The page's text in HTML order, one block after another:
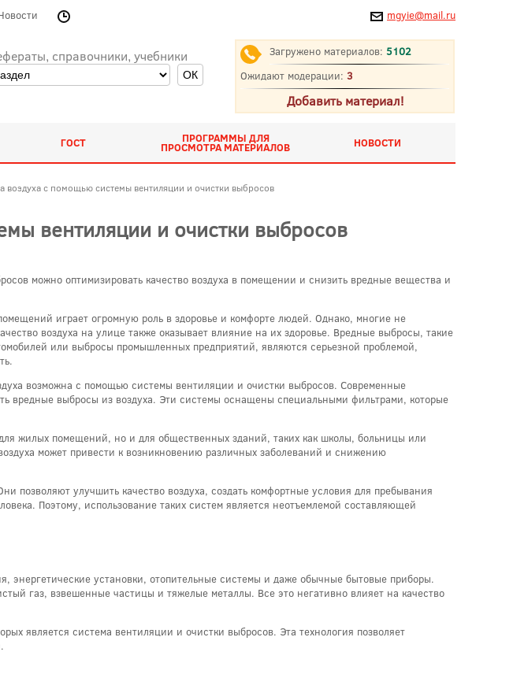
mgyie@mail.ru
справочники, учебники Загружено материалов: 5102
Ожидают модерации: 3
Добавить материал!
ГОСТ ПРОГРАММЫ ДЛЯ
ПРОСМОТРА МАТЕРИАЛОВ НОВОСТИ
воздуха с помощью системы вентиляции и очистки выбросов
вентиляции и очистки выбросов
можно оптимизировать качество воздуха в помещении и снизить вредные вещества и
играет огромную роль в здоровье и комфорте людей. Однако, многие не
воздуха на улице также оказывает влияние на их здоровье. Вредные выбросы, такие
или выбросы промышленных предприятий, являются серьезной проблемой,
возможна с помощью системы вентиляции и очистки выбросов. Современные
вредные выбросы из воздуха. Эти системы оснащены специальными фильтрами, которые
жилых помещений, но и для общественных зданий, таких как школы, больницы или
может привести к возникновению различных заболеваний и снижению
улучшить качество воздуха, создать комфортные условия для пребывания
Поэтому, использование таких систем является неотъемлемой составляющей
энергетические установки, отопительные системы и даже обычные бытовые приборы.
газ, взвешенные частицы и тяжелые металлы. Все это негативно влияет на качество
является система вентиляции и очистки выбросов. Эта технология позволяет